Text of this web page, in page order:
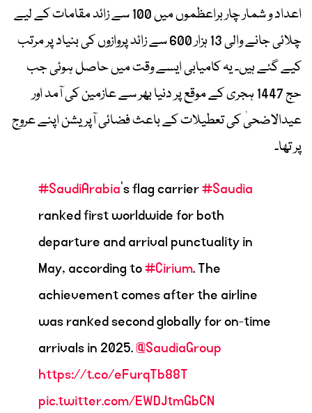
اعداد و شمار چار براعظموں میں 100 سے زائد مقامات کے لیے
چلائی جانے والی 13 ہزار 600 سے زائد پروازوں کی بنیاد پر مرتب
کیے گئے ہیں۔ یہ کامیابی ایسے وقت میں حاصل ہوئی جب
حج 1447 ہجری کے موقع پر دنیا بھر سے عازمین کی آمد اور
عیدالاضحیٰ کی تعطیلات کے باعث فضائی آپریشن اپنے عروج
پر تھا۔
#SaudiArabia’s flag carrier#Saudia
ranked first worldwide for both
departure and arrival punctuality in
May, according to#Cirium. The
achievement comes after the airline
was ranked second globally for on-time
arrivals in 2025.@SaudiaGroup
https://t.co/eFurqTb88T
pic.twitter.com/EWDJtmGbCN